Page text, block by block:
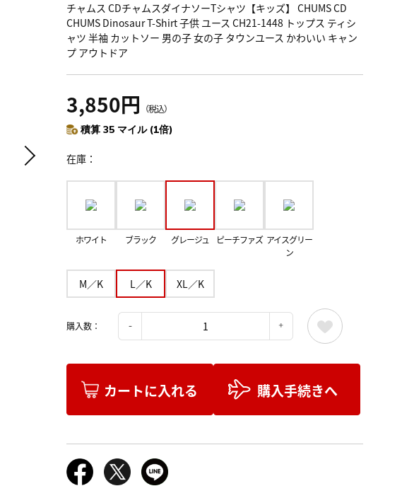
チャムス CDチャムスダイナソーTシャツ【キッズ】 CHUMS CD
CHUMS Dinosaur T-Shirt 子供 ユース CH21-1448 トップス ティシ
ャツ 半袖 カットソー 男の子 女の子 タウンユース かわいい キャン
プ アウトドア
3,850円 （税込）
積算 35 マイル (1倍)
在庫
ホワイト ブラック グレージュ ピーチファズ アイスグリー
ン
M／K L／K XL／K
購入数：
カートに入れる 購入手続きへ